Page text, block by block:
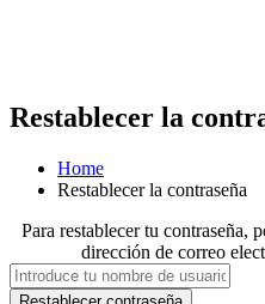
Restablecer la
Home
Restablecer la contraseña
Para restablecer tu contraseña,
dirección de correo